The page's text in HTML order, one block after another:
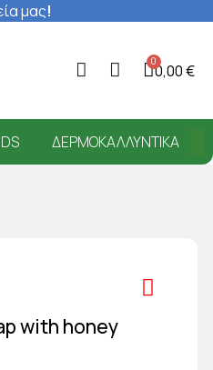
μας!
0,00 €
ΔΕΡΜΟΚΑΛΛΥΝΤΙΚΆ
with honey